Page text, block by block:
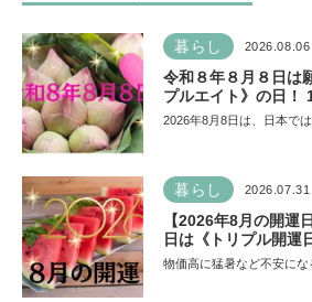
暮らし 2026.08.06
令和８年８月８日は
プルエイト》の日！
皆既日食の影響にも
2026年8月8日は、日本で
暮らし 2026.07.31
【2026年8月の開運
日は《トリプル開運
美とお金の星「金星
物価高に猛暑など不安にな